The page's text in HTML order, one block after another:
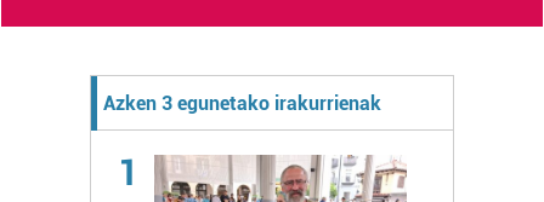
Azken 3 egunetako irakurrienak
1